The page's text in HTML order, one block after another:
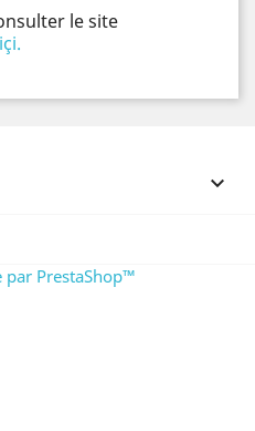
le site

par PrestaShop™